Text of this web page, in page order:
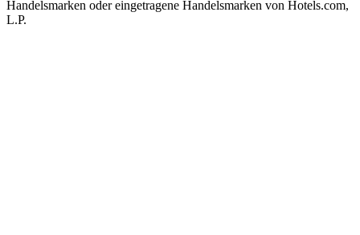
Handelsmarken oder eingetragene Handelsmarken von Hotels.com,
L.P.